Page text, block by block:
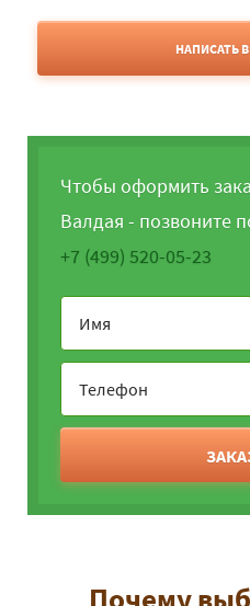
НАПИСАТЬ В
Чтобы оформить
Валдая - позвоните
+7 (499) 520-05-23